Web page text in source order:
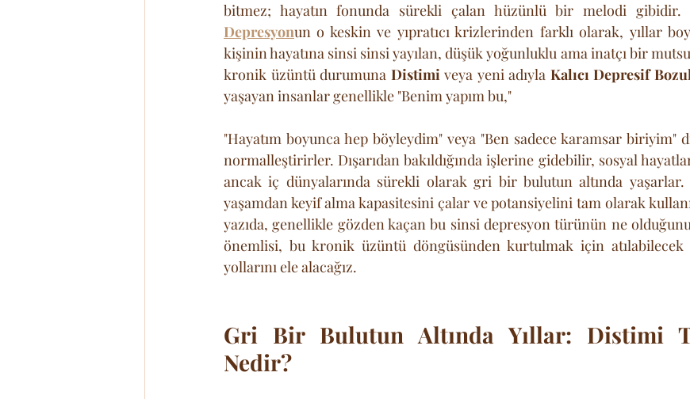
Depresyonun o keskin ve yıpratıcı krizlerinden farklı olarak, yıllar
kişinin hayatına sinsi sinsi yayılan, düşük yoğunluklu ama inatçı bir
kronik üzüntü durumuna Distimi veya yeni adıyla Kalıcı Depresif
yaşayan insanlar genellikle "Benim yapım bu,"
"Hayatım boyunca hep böyleydim" veya "Ben sadece karamsar biriyim"
normalleştirirler. Dışarıdan bakıldığında işlerine gidebilir, sosyal
ancak iç dünyalarında sürekli olarak gri bir bulutun altında
yaşamdan keyif alma kapasitesini çalar ve potansiyelini tam olarak
yazıda, genellikle gözden kaçan bu sinsi depresyon türünün ne
önemlisi, bu kronik üzüntü döngüsünden kurtulmak için atılabilecek
yollarını ele alacağız.
Gri Bir Bulutun Altında Yıllar: Distimi
Nedir?